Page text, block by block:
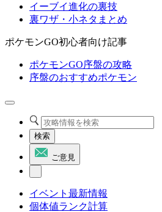
イーブイ進化の裏技
裏ワザ・小ネタまとめ
ポケモンGO初心者向け記事
ポケモンGO序盤の攻略
序盤のおすすめポケモン
検索
ご意見
イベント最新情報
個体値ランク計算